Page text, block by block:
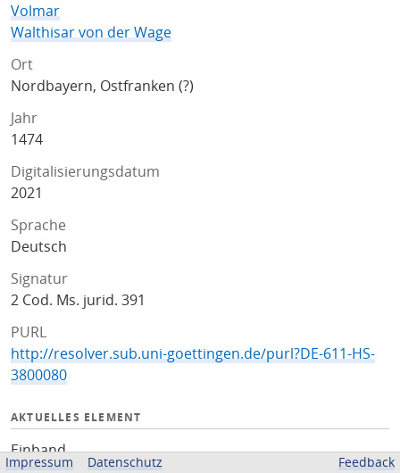
Volmar
Walthisar von der Wage
Ort
Nordbayern, Ostfranken (?)
Jahr
1474
Digitalisierungsdatum
2021
Sprache
Deutsch
Signatur
2 Cod. Ms. jurid. 391
PURL
http://resolver.sub.uni-goettingen.de/purl?DE-611-HS-
3800080
AKTUELLES ELEMENT
Einband
Impressum Datenschutz Feedback